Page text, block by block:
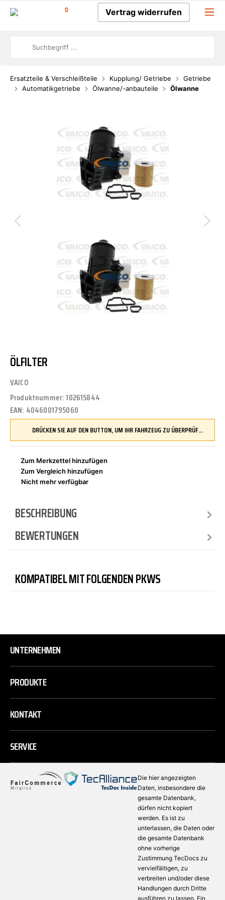
0 Vertrag widerrufen
Ersatzteile & Verschleißteile Kupplung/ Getriebe
Getriebe
Automatikgetriebe
Ölwanne/-anbauteile Ölwanne
ÖLFILTER
VAICO
Produktnummer:102615844
EAN: 4046001795060
DRÜCKEN SIE AUF DEN BUTTON, UM IHR FAHRZEUG ZU ÜBERPRÜFEN UND SICHERZUSTELLEN, DASS DIESES TEIL KOMPATIBEL IST, BEVOR SIE ES BESTELLEN
Zum Merkzettel hinzufügen
Zum Vergleich hinzufügen
Nicht mehr verfügbar
BESCHREIBUNG
BEWERTUNGEN
KOMPATIBEL MIT FOLGENDEN PKWS
UNTERNEHMEN
PRODUKTE
KONTAKT
SERVICE
Die hier angezeigten
Daten, insbesondere die
gesamte Datenbank,
dürfen nicht kopiert
werden. Es ist zu
unterlassen, die Daten oder
die gesamte Datenbank
ohne vorherige
Zustimmung TecDocs zu
vervielfältigen, zu
verbreiten und/oder diese
Handlungen durch Dritte
ausführen zu lassen. Ein